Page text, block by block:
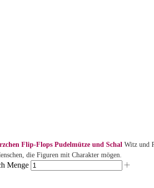
Flip-Flops Pudelmütze und Schal Witz und
die Figuren mit Charakter mögen.
Menge